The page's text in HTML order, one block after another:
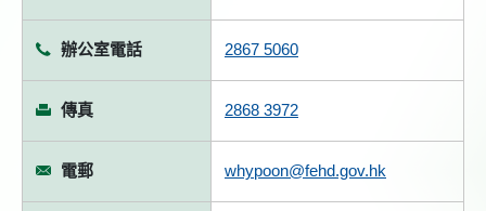
辦公室電話 2867 5060
傳真 2868 3972
電郵 whypoon@fehd.gov.hk